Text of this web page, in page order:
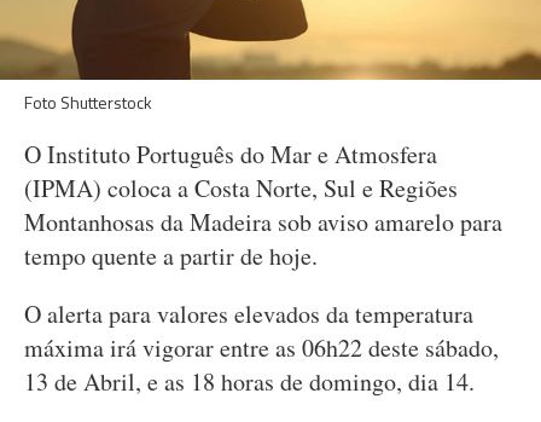
Foto Shutterstock
O Instituto Português do Mar e Atmosfera
(IPMA) coloca a Costa Norte, Sul e Regiões
Montanhosas da Madeira sob aviso amarelo para
tempo quente a partir de hoje.
O alerta para valores elevados da temperatura
máxima irá vigorar entre as 06h22 deste sábado,
13 de Abril, e as 18 horas de domingo, dia 14.